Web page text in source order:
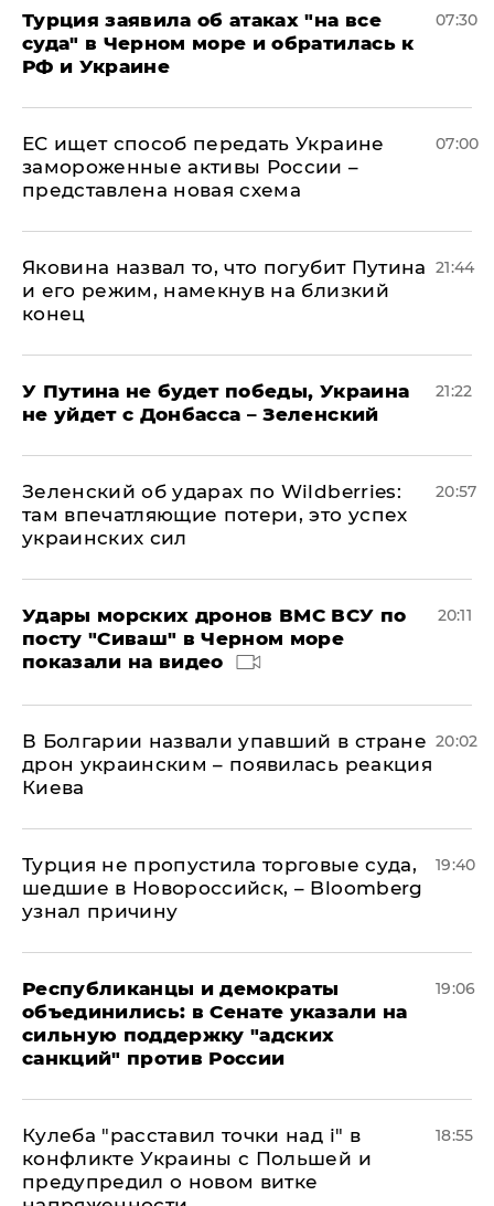
Турция заявила об атаках "на все
суда" в Черном море и обратилась к
РФ и Украине
07:30
ЕС ищет способ передать Украине
замороженные активы России –
представлена новая схема
07:00
Яковина назвал то, что погубит Путина
и его режим, намекнув на близкий
конец
21:44
У Путина не будет победы, Украина
не уйдет с Донбасса – Зеленский
21:22
Зеленский об ударах по Wildberries:
там впечатляющие потери, это успех
украинских сил
20:57
Удары морских дронов ВМС ВСУ по
посту "Сиваш" в Черном море
показали на видео
20:11
В Болгарии назвали упавший в стране
дрон украинским – появилась реакция
Киева
20:02
Турция не пропустила торговые суда,
шедшие в Новороссийск, – Bloomberg
узнал причину
19:40
Республиканцы и демократы
объединились: в Сенате указали на
сильную поддержку "адских
санкций" против России
19:06
Кулеба "расставил точки над і" в
конфликте Украины с Польшей и
предупредил о новом витке
18:55